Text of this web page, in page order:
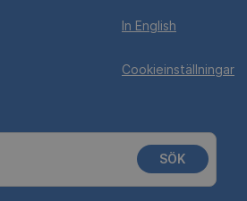
In English
Cookieinställningar
SÖK